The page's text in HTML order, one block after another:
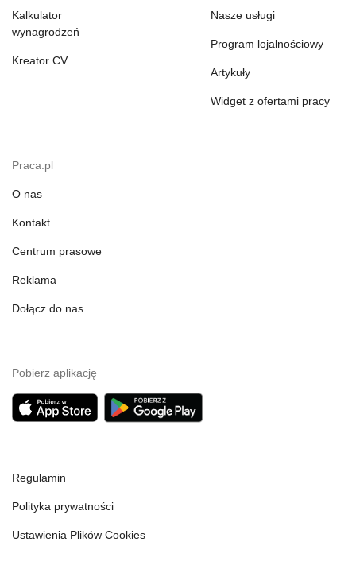
Kalkulator
wynagrodzeń
Kreator CV
Nasze usługi
Program lojalnościowy
Artykuły
Widget z ofertami pracy
Praca.pl
O nas
Kontakt
Centrum prasowe
Reklama
Dołącz do nas
Pobierz aplikację
Regulamin
Polityka prywatności
Ustawienia Plików Cookies